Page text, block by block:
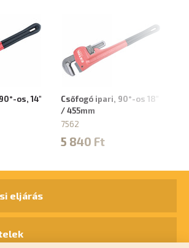
os, 14"
Csőfogó ipari, 90°-os 18"
/ 455mm
7562
5 840 Ft
eljárás